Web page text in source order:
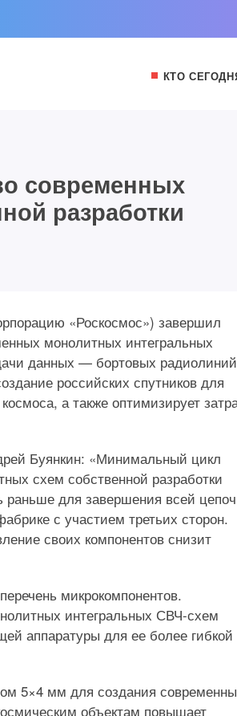
КТО
современных
разработки
«Роскосмос») завершил
монолитных интегральных
данных — бортовых
российских спутников для
а также оптимизирует
Буянкин: «Минимальный цикл
схем собственной разработки
раньше для завершения всей
с участием третьих сторон.
своих компонентов снизит
микрокомпонентов.
интегральных СВЧ-схем
аппаратуры для ее более гибкой
5×4 мм для создания
объектам повышает